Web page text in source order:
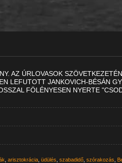
AZ ÚRLOVASOK
LEFUTOTT JANKOVICH-BÉSÁN
FÖLÉNYESEN NYERTE
,arisztokrácia ,üdülés ,szabadidő ,szórakozás